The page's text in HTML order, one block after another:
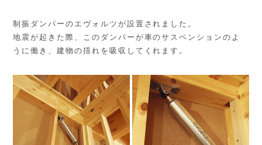
制振ダンパーのエヴォルツが設置されました。
地震が起きた際、このダンパーが車のサスペンションのよ
うに働き、建物の揺れを吸収してくれます。